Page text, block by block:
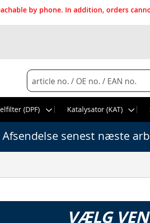
by phone. In addition, orders
Search
(DPF)
Katalysator (KAT)
Afsendelse senest næste
VÆLG